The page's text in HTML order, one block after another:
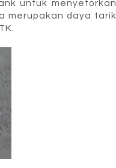
untuk menyetorkan
merupakan daya tarik